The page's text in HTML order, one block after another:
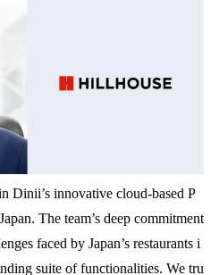
Dinii’s innovative cloud-based P
The team’s deep commitment
faced by Japan’s restaurants i
suite of functionalities. We tru